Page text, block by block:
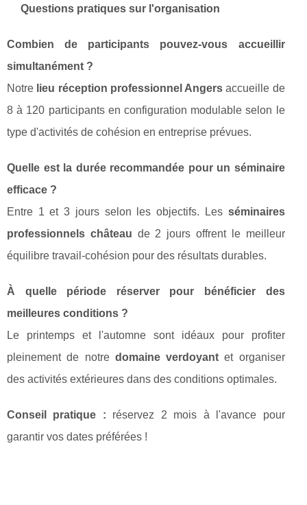
Questions pratiques sur l'organisation
Combien de participants pouvez-vous accueillir
simultanément ?
Notre lieu réception professionnel Angers accueille de
8 à 120 participants en configuration modulable selon le
type d'activités de cohésion en entreprise prévues.
Quelle est la durée recommandée pour un séminaire
efficace ?
Entre 1 et 3 jours selon les objectifs. Les séminaires
professionnels château de 2 jours offrent le meilleur
équilibre travail-cohésion pour des résultats durables.
À quelle période réserver pour bénéficier des
meilleures conditions ?
Le printemps et l'automne sont idéaux pour profiter
pleinement de notre domaine verdoyant et organiser
des activités extérieures dans des conditions optimales.
Conseil pratique : réservez 2 mois à l'avance pour
garantir vos dates préférées !